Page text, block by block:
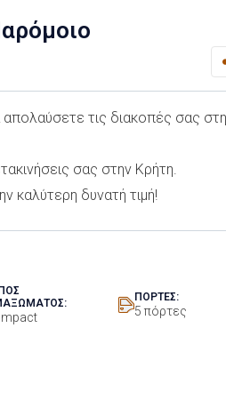
απολαύσετε τις διακοπές σας
σας στην Κρήτη.
καλύτερη δυνατή τιμή!
ΠΌΡΤΕΣ:
5 πόρτες